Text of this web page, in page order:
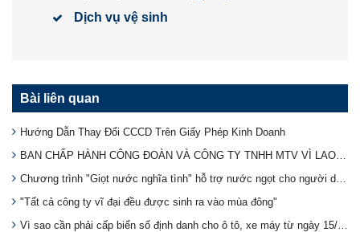
Dịch vụ vệ sinh
Bài liên quan
Hướng Dẫn Thay Đổi CCCD Trên Giấy Phép Kinh Doanh
BAN CHẤP HÀNH CÔNG ĐOÀN VÀ CÔNG TY TNHH MTV VÌ LAO ĐỘNG TẶNG BÁNH TRUNG THU CHO NHÂN VIÊN DỊP TRUNG THU
Chương trình "Giọt nước nghĩa tình" hỗ trợ nước ngọt cho người dân vùng hạn mặn.
"Tất cả công ty vĩ đại đều được sinh ra vào mùa đông"
Vì sao cần phải cấp biển số định danh cho ô tô, xe máy từ ngày 15/8?